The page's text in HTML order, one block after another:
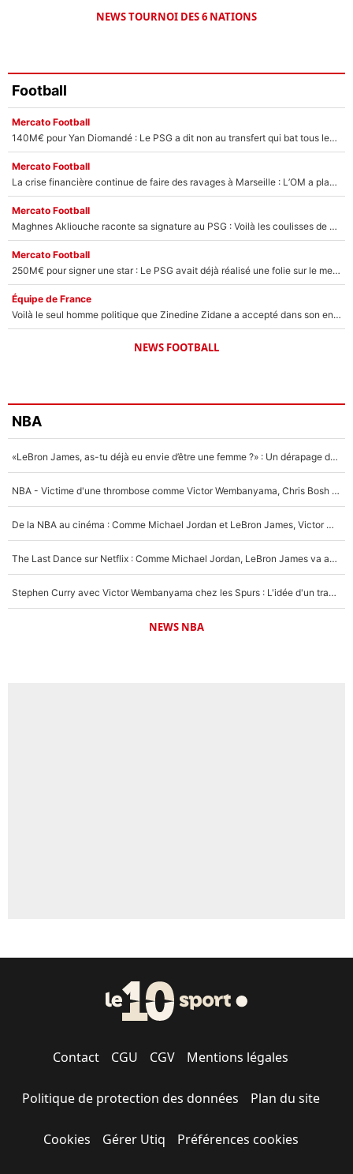
NEWS TOURNOI DES 6 NATIONS
Football
Mercato Football
140M€ pour Yan Diomandé : Le PSG a dit non au transfert qui bat tous les records sur le mercato
Mercato Football
La crise financière continue de faire des ravages à Marseille : L’OM a placé 12 joueurs sur le marché des transferts… et ça pourrait lui rapporter près de 100M€ !
Mercato Football
Maghnes Akliouche raconte sa signature au PSG : Voilà les coulisses de son transfert de rêve à 50M€
Mercato Football
250M€ pour signer une star : Le PSG avait déjà réalisé une folie sur le mercato bien avant Neymar !
Équipe de France
Voilà le seul homme politique que Zinedine Zidane a accepté dans son entourage : «Je garde un très bon souvenir de lui»
NEWS FOOTBALL
NBA
«LeBron James, as-tu déjà eu envie d’être une femme ?» : Un dérapage de Donald Trump sur la superstar de la NBA refait surface
NBA - Victime d'une thrombose comme Victor Wembanyama, Chris Bosh prévient le Français des risques sur sa santé : «J’ai failli mourir sur le coup et j’ai été ramené à la vie»
De la NBA au cinéma : Comme Michael Jordan et LeBron James, Victor Wembanyama rêve d'une carrière d'acteur !
The Last Dance sur Netflix : Comme Michael Jordan, LeBron James va avoir le droit à sa série !
Stephen Curry avec Victor Wembanyama chez les Spurs : L'idée d'un trade historique est lancée en NBA !
NEWS NBA
Contact CGU CGV Mentions légales
Politique de protection des données Plan du site
Cookies Gérer Utiq Préférences cookies